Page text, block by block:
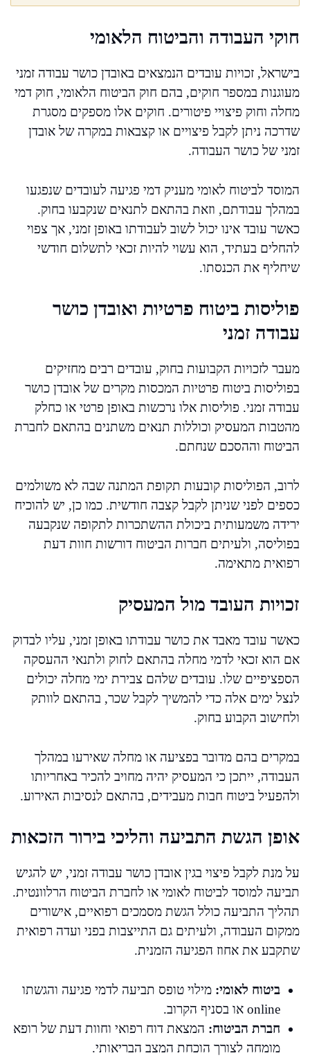
חוקי העבודה והביטוח הלאומי
בישראל, זכויות עובדים הנמצאים באובדן כושר עבודה זמני
מעוגנות במספר חוקים, בהם חוק הביטוח הלאומי, חוק דמי
מחלה וחוק פיצויי פיטורים. חוקים אלו מספקים מסגרת
שדרכה ניתן לקבל פיצויים או קצבאות במקרה של אובדן
זמני של כושר העבודה.
המוסד לביטוח לאומי מעניק דמי פגיעה לעובדים שנפגעו
במהלך עבודתם, וזאת בהתאם לתנאים שנקבעו בחוק.
כאשר עובד אינו יכול לשוב לעבודתו באופן זמני, אך צפוי
להחלים בעתיד, הוא עשוי להיות זכאי לתשלום חודשי
שיחליף את הכנסתו.
פוליסות ביטוח פרטיות ואובדן כושר
עבודה זמני
מעבר לזכויות הקבועות בחוק, עובדים רבים מחזיקים
בפוליסות ביטוח פרטיות המכסות מקרים של אובדן כושר
עבודה זמני. פוליסות אלו נרכשות באופן פרטי או כחלק
מהטבות המעסיק וכוללות תנאים משתנים בהתאם לחברת
הביטוח וההסכם שנחתם.
לרוב, הפוליסות קובעות תקופת המתנה שבה לא משולמים
כספים לפני שניתן לקבל קצבה חודשית. כמו כן, יש להוכיח
ירידה משמעותית ביכולת ההשתכרות לתקופה שנקבעה
בפוליסה, ולעיתים חברות הביטוח דורשות חוות דעת
רפואית מתאימה.
זכויות העובד מול המעסיק
כאשר עובד מאבד את כושר עבודתו באופן זמני, עליו לבדוק
אם הוא זכאי לדמי מחלה בהתאם לחוק ולתנאי ההעסקה
הספציפיים שלו. עובדים שלהם צבירת ימי מחלה יכולים
לנצל ימים אלה כדי להמשיך לקבל שכר, בהתאם לוותק
ולחישוב הקבוע בחוק.
במקרים בהם מדובר בפציעה או מחלה שאירעו במהלך
העבודה, ייתכן כי המעסיק יהיה מחויב להכיר באחריותו
ולהפעיל ביטוח חבות מעבידים, בהתאם לנסיבות האירוע.
אופן הגשת התביעה והליכי בירור הזכאות
על מנת לקבל פיצוי בגין אובדן כושר עבודה זמני, יש להגיש
תביעה למוסד לביטוח לאומי או לחברת הביטוח הרלוונטית.
תהליך התביעה כולל הגשת מסמכים רפואיים, אישורים
ממקום העבודה, ולעיתים גם התייצבות בפני ועדה רפואית
שתקבע את אחוז הפגיעה הזמנית.
ביטוח לאומי: מילוי טופס תביעה לדמי פגיעה והגשתו
online או בסניף הקרוב.
חברת הביטוח: המצאת דוח רפואי וחוות דעת של רופא
מומחה לצורך הוכחת המצב הבריאותי.